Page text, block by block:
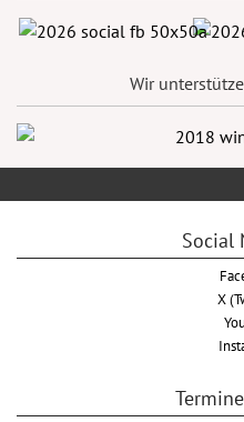
Wir
Social
X